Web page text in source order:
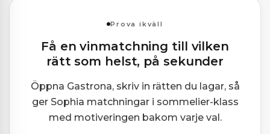
Prova ikväll
Få en vinmatchning till vilken
rätt som helst, på sekunder
Öppna Gastrona, skriv in rätten du lagar, så
ger Sophia matchningar i sommelier-klass
med motiveringen bakom varje val.